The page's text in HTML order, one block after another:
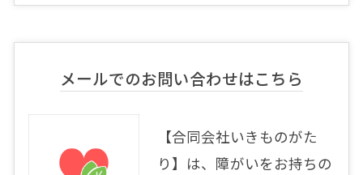
メールでのお問い合わせはこちら
【合同会社いきものがた
り】は、障がいをお持ちの